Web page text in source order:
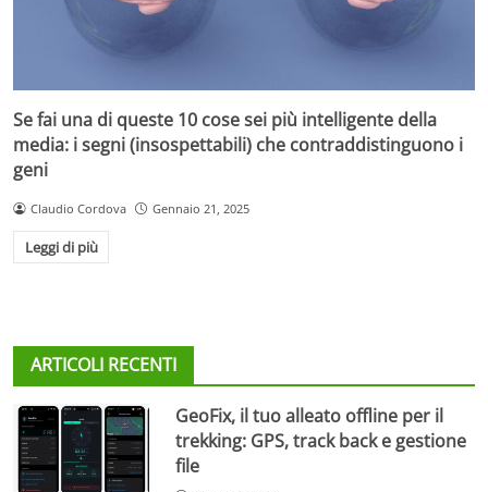
Se fai una di queste 10 cose sei più intelligente della
media: i segni (insospettabili) che contraddistinguono i
geni
Claudio Cordova Gennaio 21, 2025
Leggi di più
ARTICOLI RECENTI
GeoFix, il tuo alleato offline per il
trekking: GPS, track back e gestione
file